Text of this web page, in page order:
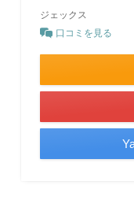
ジェックス
口コミを見る